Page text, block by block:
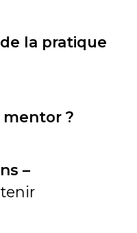
la pratique
?
–